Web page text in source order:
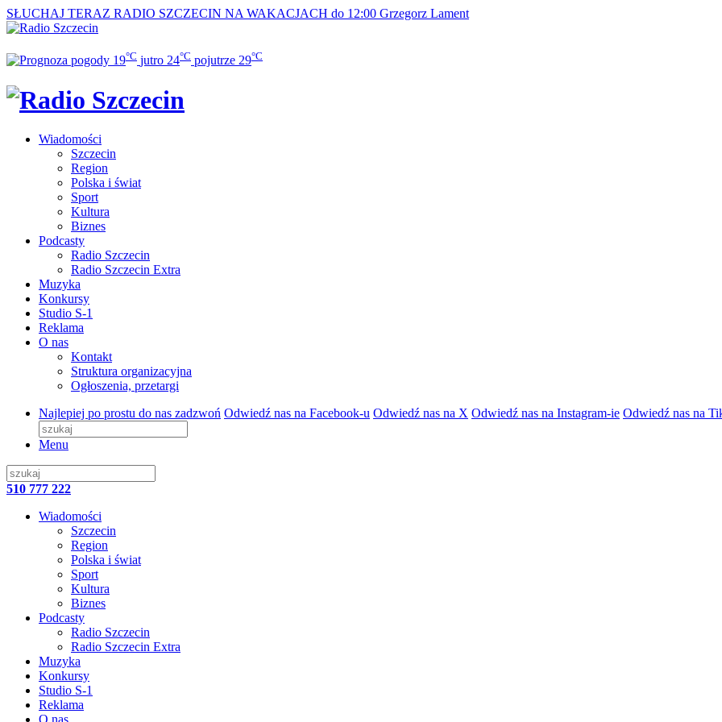
SŁUCHAJ TERAZ RADIO SZCZECIN NA WAKACJACH do 12:00 Grzegorz Lament
19°C jutro 24°C pojutrze 29°C
Wiadomości
Szczecin
Region
Polska i świat
Sport
Kultura
Biznes
Podcasty
Radio Szczecin
Radio Szczecin Extra
Muzyka
Konkursy
Studio S-1
Reklama
O nas
Kontakt
Struktura organizacyjna
Ogłoszenia, przetargi
Najlepiej po prostu do nas zadzwoń Odwiedź nas na Facebook-u Odwiedź nas na X Odwiedź nas na Instagram-ie Odwiedź nas na
Menu
510 777 222
Wiadomości
Szczecin
Region
Polska i świat
Sport
Kultura
Biznes
Podcasty
Radio Szczecin
Radio Szczecin Extra
Muzyka
Konkursy
Studio S-1
Reklama